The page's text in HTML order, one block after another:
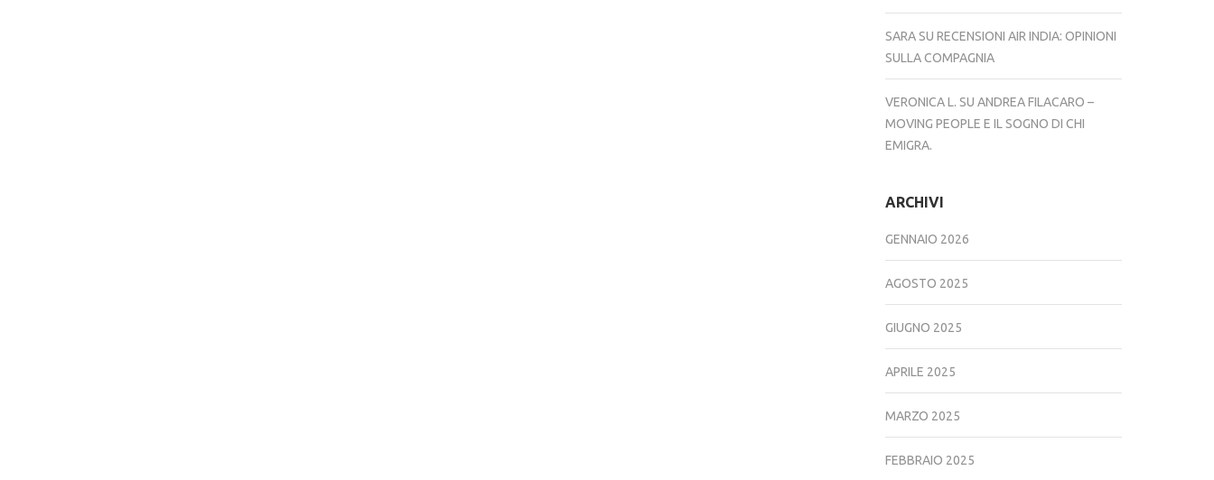
SARASU RECENSIONI AIR INDIA: OPINIONI
SULLA COMPAGNIA
VERONICA L. SU ANDREA FILACARO –
MOVING PEOPLE E IL SOGNO DI CHI
EMIGRA.
ARCHIVI
GENNAIO 2026
AGOSTO 2025
GIUGNO 2025
APRILE 2025
MARZO 2025
FEBBRAIO 2025